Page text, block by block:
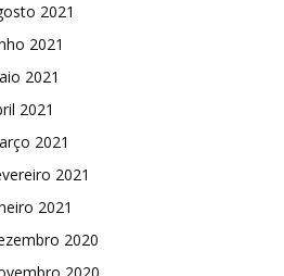
2021
2021
2021
2021
2021
2021
2021
2020